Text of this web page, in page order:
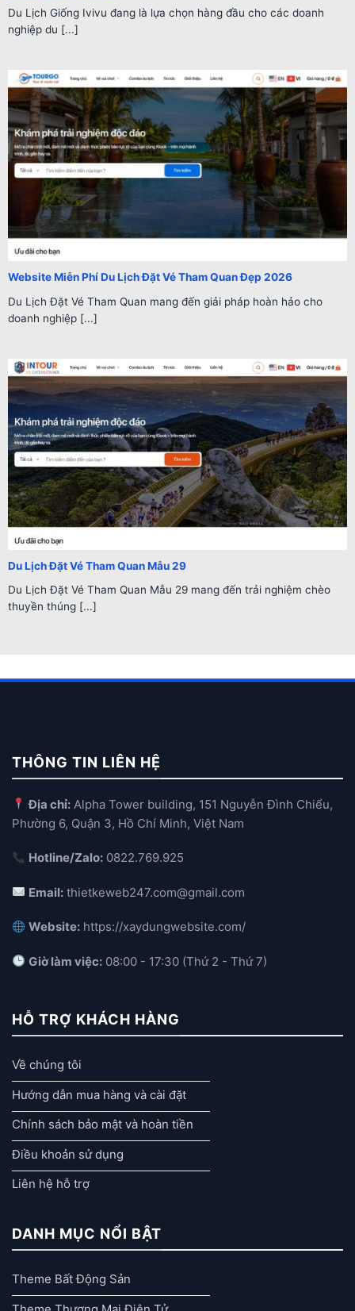
Du Lịch Giống Ivivu đang là lựa chọn hàng đầu cho các doanh
nghiệp du [...]
Website Miễn Phí Du Lịch Đặt Vé Tham Quan Đẹp 2026
Du Lịch Đặt Vé Tham Quan mang đến giải pháp hoàn hảo cho
doanh nghiệp [...]
Du Lịch Đặt Vé Tham Quan Mẫu 29
Du Lịch Đặt Vé Tham Quan Mẫu 29 mang đến trải nghiệm chèo
thuyền thúng [...]
THÔNG TIN LIÊN HỆ
Địa chỉ: Alpha Tower building, 151 Nguyễn Đình Chiểu,
Phường 6, Quận 3, Hồ Chí Minh, Việt Nam
Hotline/Zalo: 0822.769.925
Email: thietkeweb247.com@gmail.com
Website: https://xaydungwebsite.com/
Giờ làm việc: 08:00 - 17:30 (Thứ 2 - Thứ 7)
HỖ TRỢ KHÁCH HÀNG
Về chúng tôi
Hướng dẫn mua hàng và cài đặt
Chính sách bảo mật và hoàn tiền
Điều khoản sử dụng
Liên hệ hỗ trợ
DANH MỤC NỔI BẬT
Theme Bất Động Sản